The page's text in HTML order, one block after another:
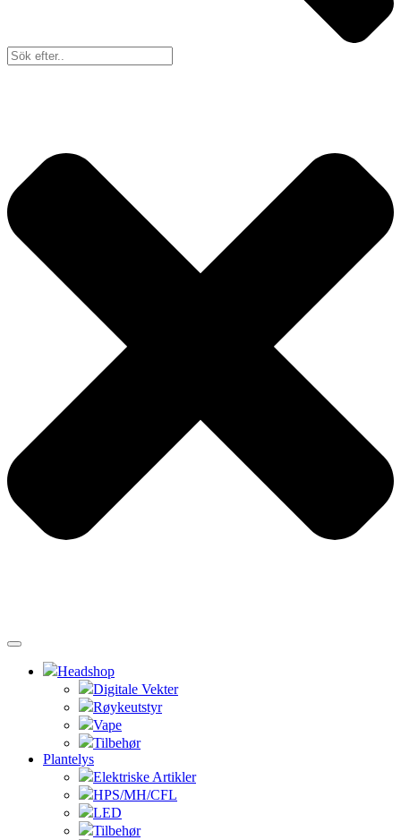
Headshop
Digitale Vekter
Røykeutstyr
Vape
Tilbehør
Plantelys
Elektriske Artikler
HPS/MH/CFL
LED
Tilbehør